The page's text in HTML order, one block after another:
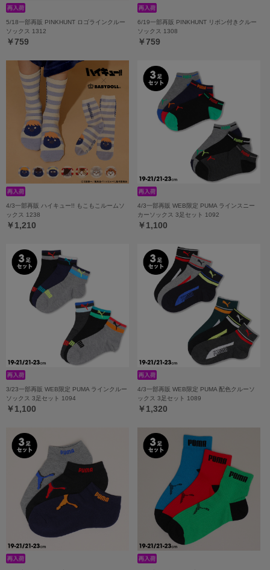
5/18一部再販 PINKHUNT ロゴラインクルー
ソックス 1312
￥759
6/19一部再販 PINKHUNT リボン付きクルー
ソックス 1308
￥759
4/3一部再販 ハイキュー!! もこもこルームソ
ックス 1238
￥1,210
4/3一部再販 WEB限定 PUMA ラインスニー
カーソックス 3足セット 1092
￥1,100
3/23一部再販 WEB限定 PUMA ラインクルー
ソックス 3足セット 1094
￥1,100
4/3一部再販 WEB限定 PUMA 配色クルーソ
ックス 3足セット 1089
￥1,320